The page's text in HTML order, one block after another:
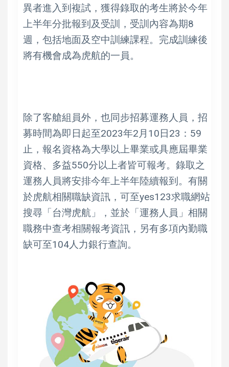
異者進入到複試，獲得錄取的考生將於今年
上半年分批報到及受訓，受訓內容為期8
週，包括地面及空中訓練課程。完成訓練後
將有機會成為虎航的一員。
除了客艙組員外，也同步招募運務人員，招
募時間為即日起至2023年2月10日23：59
止，報名資格為大學以上畢業或具應屆畢業
資格、多益550分以上者皆可報考。錄取之
運務人員將安排今年上半年陸續報到。有關
於虎航相關職缺資訊，可至yes123求職網站
搜尋「台灣虎航」，並於「運務人員」相關
職務中查考相關報考資訊，另有多項內勤職
缺可至104人力銀行查詢。